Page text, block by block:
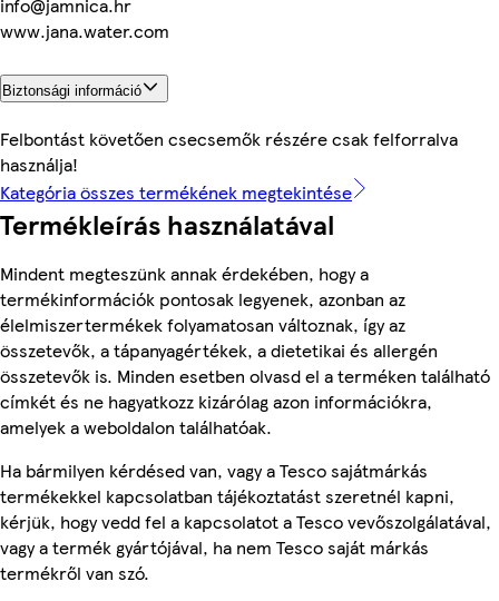
www.jana.water.com
Biztonsági információ
Felbontást követően csecsemők részére csak felforralva
használja!
Kategória összes termékének megtekintése
Termékleírás használatával
Mindent megteszünk annak érdekében, hogy a
termékinformációk pontosak legyenek, azonban az
élelmiszertermékek folyamatosan változnak, így az
összetevők, a tápanyagértékek, a dietetikai és allergén
összetevők is. Minden esetben olvasd el a terméken található
címkét és ne hagyatkozz kizárólag azon információkra,
amelyek a weboldalon találhatóak.
Ha bármilyen kérdésed van, vagy a Tesco sajátmárkás
termékekkel kapcsolatban tájékoztatást szeretnél kapni,
kérjük, hogy vedd fel a kapcsolatot a Tesco vevőszolgálatával,
vagy a termék gyártójával, ha nem Tesco saját márkás
termékről van szó.